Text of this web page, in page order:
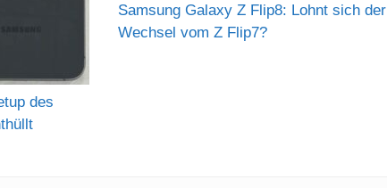
des
Samsung Galaxy Z Flip8: Lohnt sich der
Wechsel vom Z Flip7?